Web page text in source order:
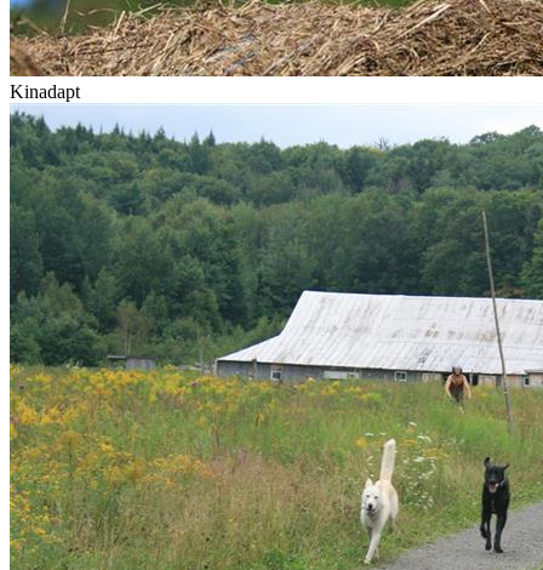
Kinadapt